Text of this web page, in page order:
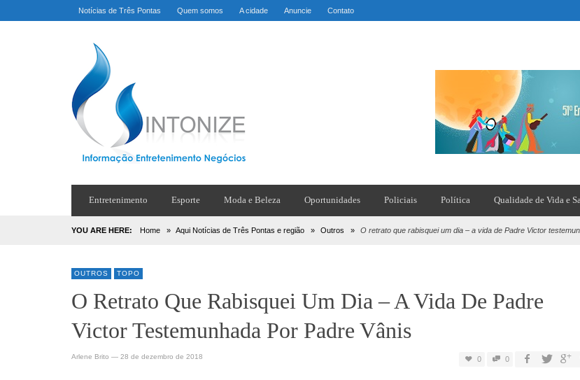
Notícias de Três Pontas Quem somos A cidade Anuncie Contato
Entretenimento Esporte Moda e Beleza Oportunidades Policiais Política Qualidade de Vida e
YOU ARE HERE: Home » Aqui Notícias de Três Pontas e região » Outros » O retrato que rabisquei um dia – a vida de Padre Victor
OUTROS TOPO
O Retrato Que Rabisquei Um Dia – A Vida De Padre
Victor Testemunhada Por Padre Vânis
Arlene Brito — 28 de dezembro de 2018 0 0